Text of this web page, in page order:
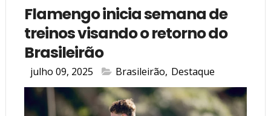
Flamengo inicia semana de
treinos visando o retorno do
Brasileirão
julho 09, 2025 Brasileirão, Destaque